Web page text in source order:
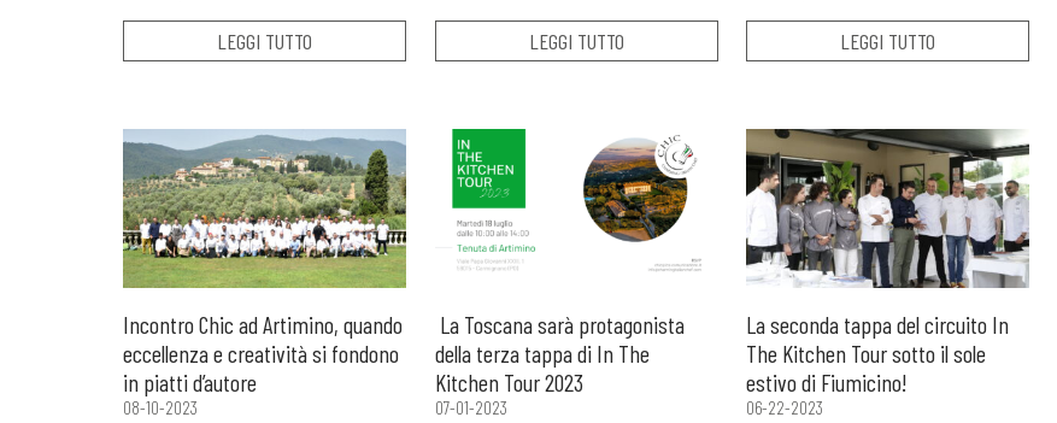
LEGGI TUTTO LEGGI TUTTO LEGGI TUTTO
Incontro Chic ad Artimino, quando
eccellenza e creatività si fondono
in piatti d’autore
08-10-2023
La Toscana sarà protagonista
della terza tappa di In The
Kitchen Tour 2023
07-01-2023
La seconda tappa del circuito In
The Kitchen Tour sotto il sole
estivo di Fiumicino!
06-22-2023